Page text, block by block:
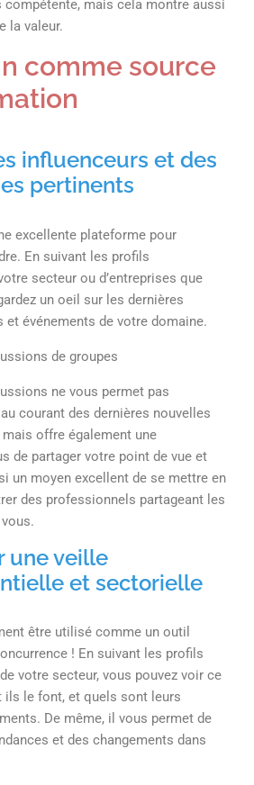
compétente, mais cela montre aussi
la valeur.
comme source
influenceurs et des
pertinents
excellente plateforme pour
En suivant les profils
secteur ou d’entreprises que
un oeil sur les dernières
et événements de votre domaine.
de groupes
ne vous permet pas
courant des dernières nouvelles
offre également une
de partager votre point de vue et
un moyen excellent de se mettre en
des professionnels partageant les
une veille
et sectorielle
être utilisé comme un outil
! En suivant les profils
votre secteur, vous pouvez voir ce
ils le font, et quels sont leurs
De même, il vous permet de
et des changements dans